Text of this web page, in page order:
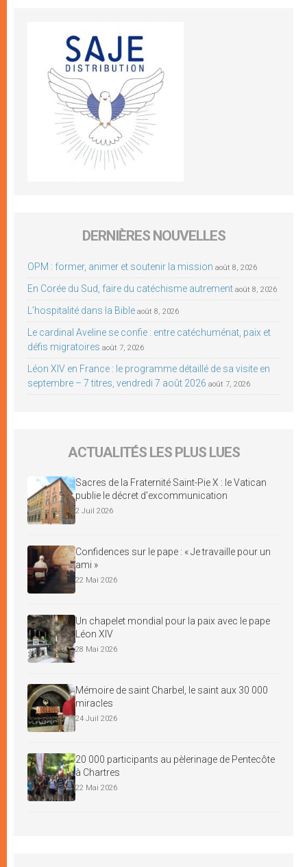
DERNIÈRES NOUVELLES
OPM : former, animer et soutenir la mission août 8, 2026
En Corée du Sud, faire du catéchisme autrement août 8, 2026
L’hospitalité dans la Bible août 8, 2026
Le cardinal Aveline se confie : entre catéchuménat, paix et
défis migratoires août 7, 2026
Léon XIV en France : le programme détaillé de sa visite en
septembre – 7 titres, vendredi 7 août 2026 août 7, 2026
ACTUALITÉS LES PLUS LUES
Sacres de la Fraternité Saint-Pie X : le Vatican
publie le décret d’excommunication
2 Juil 2026
Confidences sur le pape : « Je travaille pour un
ami »
22 Mai 2026
Un chapelet mondial pour la paix avec le pape
Léon XIV
28 Mai 2026
Mémoire de saint Charbel, le saint aux 30 000
miracles
24 Juil 2026
20 000 participants au pèlerinage de Pentecôte
à Chartres
22 Mai 2026